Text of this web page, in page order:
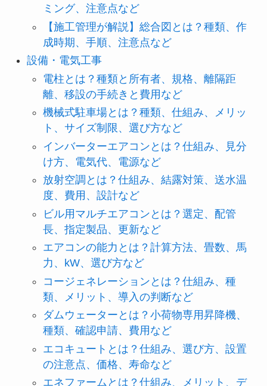
ミング、注意点など
【施工管理が解説】総合図とは？種類、作
成時期、手順、注意点など
設備・電気工事
電柱とは？種類と所有者、規格、離隔距
離、移設の手続きと費用など
機械式駐車場とは？種類、仕組み、メリッ
ト、サイズ制限、選び方など
インバーターエアコンとは？仕組み、見分
け方、電気代、電源など
放射空調とは？仕組み、結露対策、送水温
度、費用、設計など
ビル用マルチエアコンとは？選定、配管
長、指定製品、更新など
エアコンの能力とは？計算方法、畳数、馬
力、kW、選び方など
コージェネレーションとは？仕組み、種
類、メリット、導入の判断など
ダムウェーターとは？小荷物専用昇降機、
種類、確認申請、費用など
エコキュートとは？仕組み、選び方、設置
の注意点、価格、寿命など
エネファームとは？仕組み、メリット、デ